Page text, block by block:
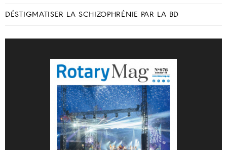
DÉSTIGMATISER LA SCHIZOPHRÉNIE PAR LA BD